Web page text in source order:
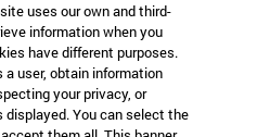
uses our own and third-
information when you
have different purposes.
user, obtain information
your privacy, or
You can select the